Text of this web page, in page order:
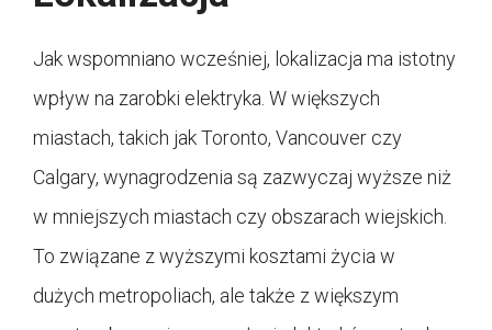
Jak wspomniano wcześniej, lokalizacja ma istotny
wpływ na zarobki elektryka. W większych
miastach, takich jak Toronto, Vancouver czy
Calgary, wynagrodzenia są zazwyczaj wyższe niż
w mniejszych miastach czy obszarach wiejskich.
To związane z wyższymi kosztami życia w
dużych metropoliach, ale także z większym